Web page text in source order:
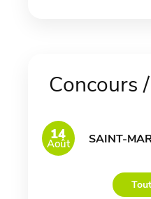
Concours
14
Août SAINT-